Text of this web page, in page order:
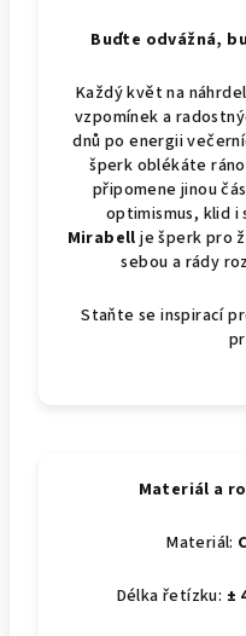
Buďte odvážná,
Každý květ na
vzpomínek a
dnů po energii
šperk oblékáte
připomene jinou
optimismus, klid i
Mirabellje šperk pro
sebou a rády
Staňte se inspirací
Materiál a
Materiál:
Délka řetízku: ±